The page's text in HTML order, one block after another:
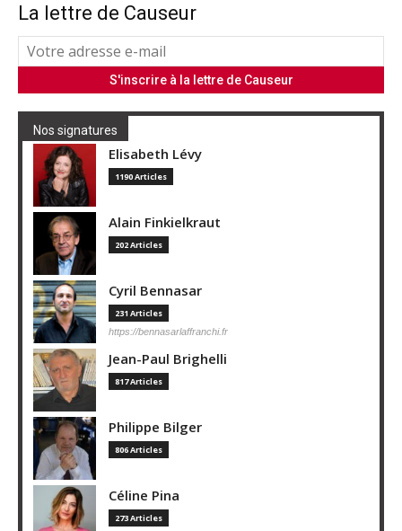
La lettre de Causeur
Nos signatures
Elisabeth Lévy
1190 Articles
Alain Finkielkraut
202 Articles
Cyril Bennasar
231 Articles
https://bennasarlaffranchi.fr
Jean-Paul Brighelli
817 Articles
Philippe Bilger
806 Articles
Céline Pina
273 Articles